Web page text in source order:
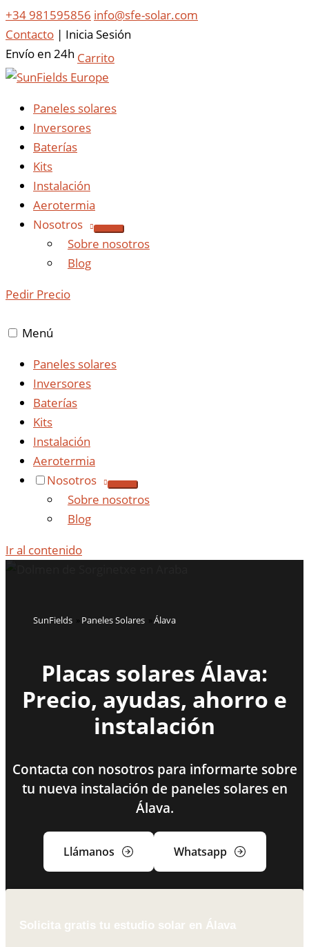
+34 981595856 info@sfe-solar.com
Contacto | Inicia Sesión
Envío en 24h Carrito
Paneles solares
Inversores
Baterías
Kits
Instalación
Aerotermia
Nosotros
Sobre nosotros
Blog
Pedir Precio
Menú
Paneles solares
Inversores
Baterías
Kits
Instalación
Aerotermia
Nosotros
Sobre nosotros
Blog
Ir al contenido
SunFields Paneles Solares Álava
Placas solares Álava:
Precio, ayudas, ahorro e
instalación
Contacta con nosotros para informarte sobre
tu nueva instalación de paneles solares en
Álava.
Llámanos Whatsapp
Solicita gratis tu estudio solar en Álava